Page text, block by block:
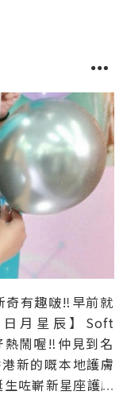
奇有趣啵‼️早前就
日月星辰】Soft
鬧喔‼️仲見到名
新的嘅本地護膚
咗嶄新星座護膚